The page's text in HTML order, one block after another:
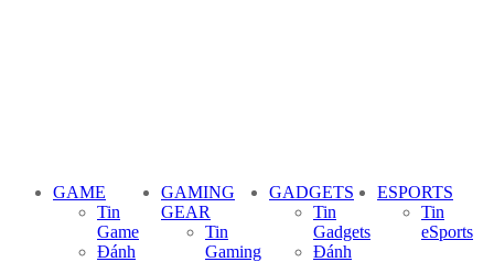
GAME
Tin
Game
Đánh
GAMING
GEAR
Tin
Gaming
GADGETS
Tin
Gadgets
Đánh
ESPORTS
Tin
eSports